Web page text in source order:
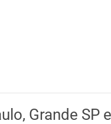
Grande SP